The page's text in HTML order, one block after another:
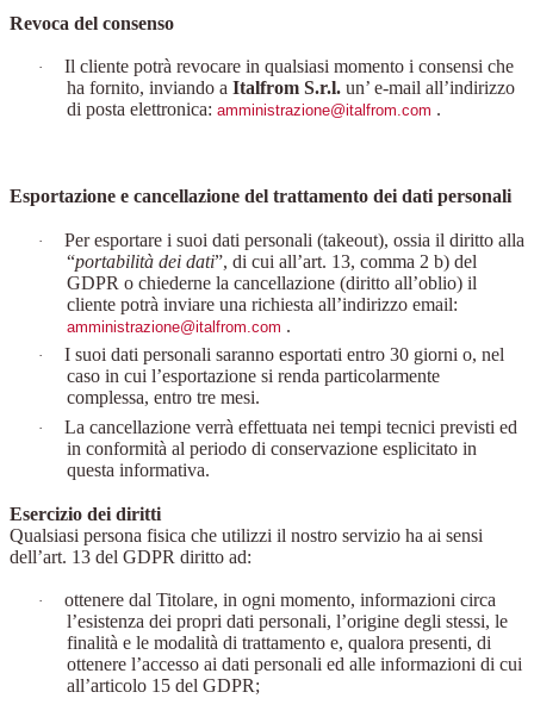
Revoca del consenso
·
Il cliente potrà revocare in qualsiasi momento i consensi che
ha fornito, inviando a Italfrom S.r.l. un’ e-mail all’indirizzo
di posta elettronica: amministrazione@italfrom.com .
Esportazione e cancellazione del trattamento dei dati personali
·
Per esportare i suoi dati personali (takeout), ossia il diritto alla
“portabilità dei dati”, di cui all’art. 13, comma 2 b) del
GDPR o chiederne la cancellazione (diritto all’oblio) il
cliente potrà inviare una richiesta all’indirizzo email:
amministrazione@italfrom.com .
·
I suoi dati personali saranno esportati entro 30 giorni o, nel
caso in cui l’esportazione si renda particolarmente
complessa, entro tre mesi.
·
La cancellazione verrà effettuata nei tempi tecnici previsti ed
in conformità al periodo di conservazione esplicitato in
questa informativa.
Esercizio dei diritti
Qualsiasi persona fisica che utilizzi il nostro servizio ha ai sensi
dell’art. 13 del GDPR diritto ad:
·
ottenere dal Titolare, in ogni momento, informazioni circa
l’esistenza dei propri dati personali, l’origine degli stessi, le
finalità e le modalità di trattamento e, qualora presenti, di
ottenere l’accesso ai dati personali ed alle informazioni di cui
all’articolo 15 del GDPR;